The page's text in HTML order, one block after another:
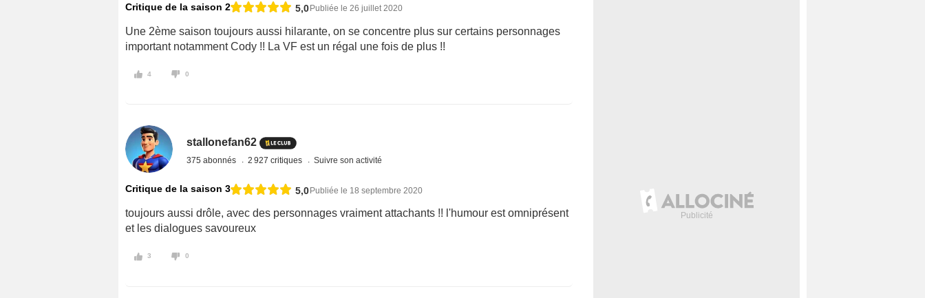
Critique de la saison 2 5,0 Publiée le 26 juillet 2020
Une 2ème saison toujours aussi hilarante, on se concentre plus sur certains personnages
important notamment Cody !! La VF est un régal une fois de plus !!
4 0
stallonefan62
375 abonnés 2 927 critiques Suivre son activité
Critique de la saison 3 5,0 Publiée le 18 septembre 2020
toujours aussi drôle, avec des personnages vraiment attachants !! l'humour est omniprésent
et les dialogues savoureux
3 0